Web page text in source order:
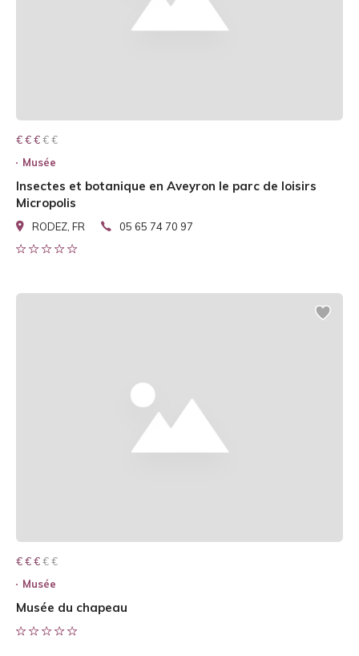
€ € € € €
€ € €
Musée
Insectes et botanique en Aveyron le parc de loisirs
Micropolis
RODEZ, FR 05 65 74 70 97
€ € € € €
€ € €
Musée
Musée du chapeau